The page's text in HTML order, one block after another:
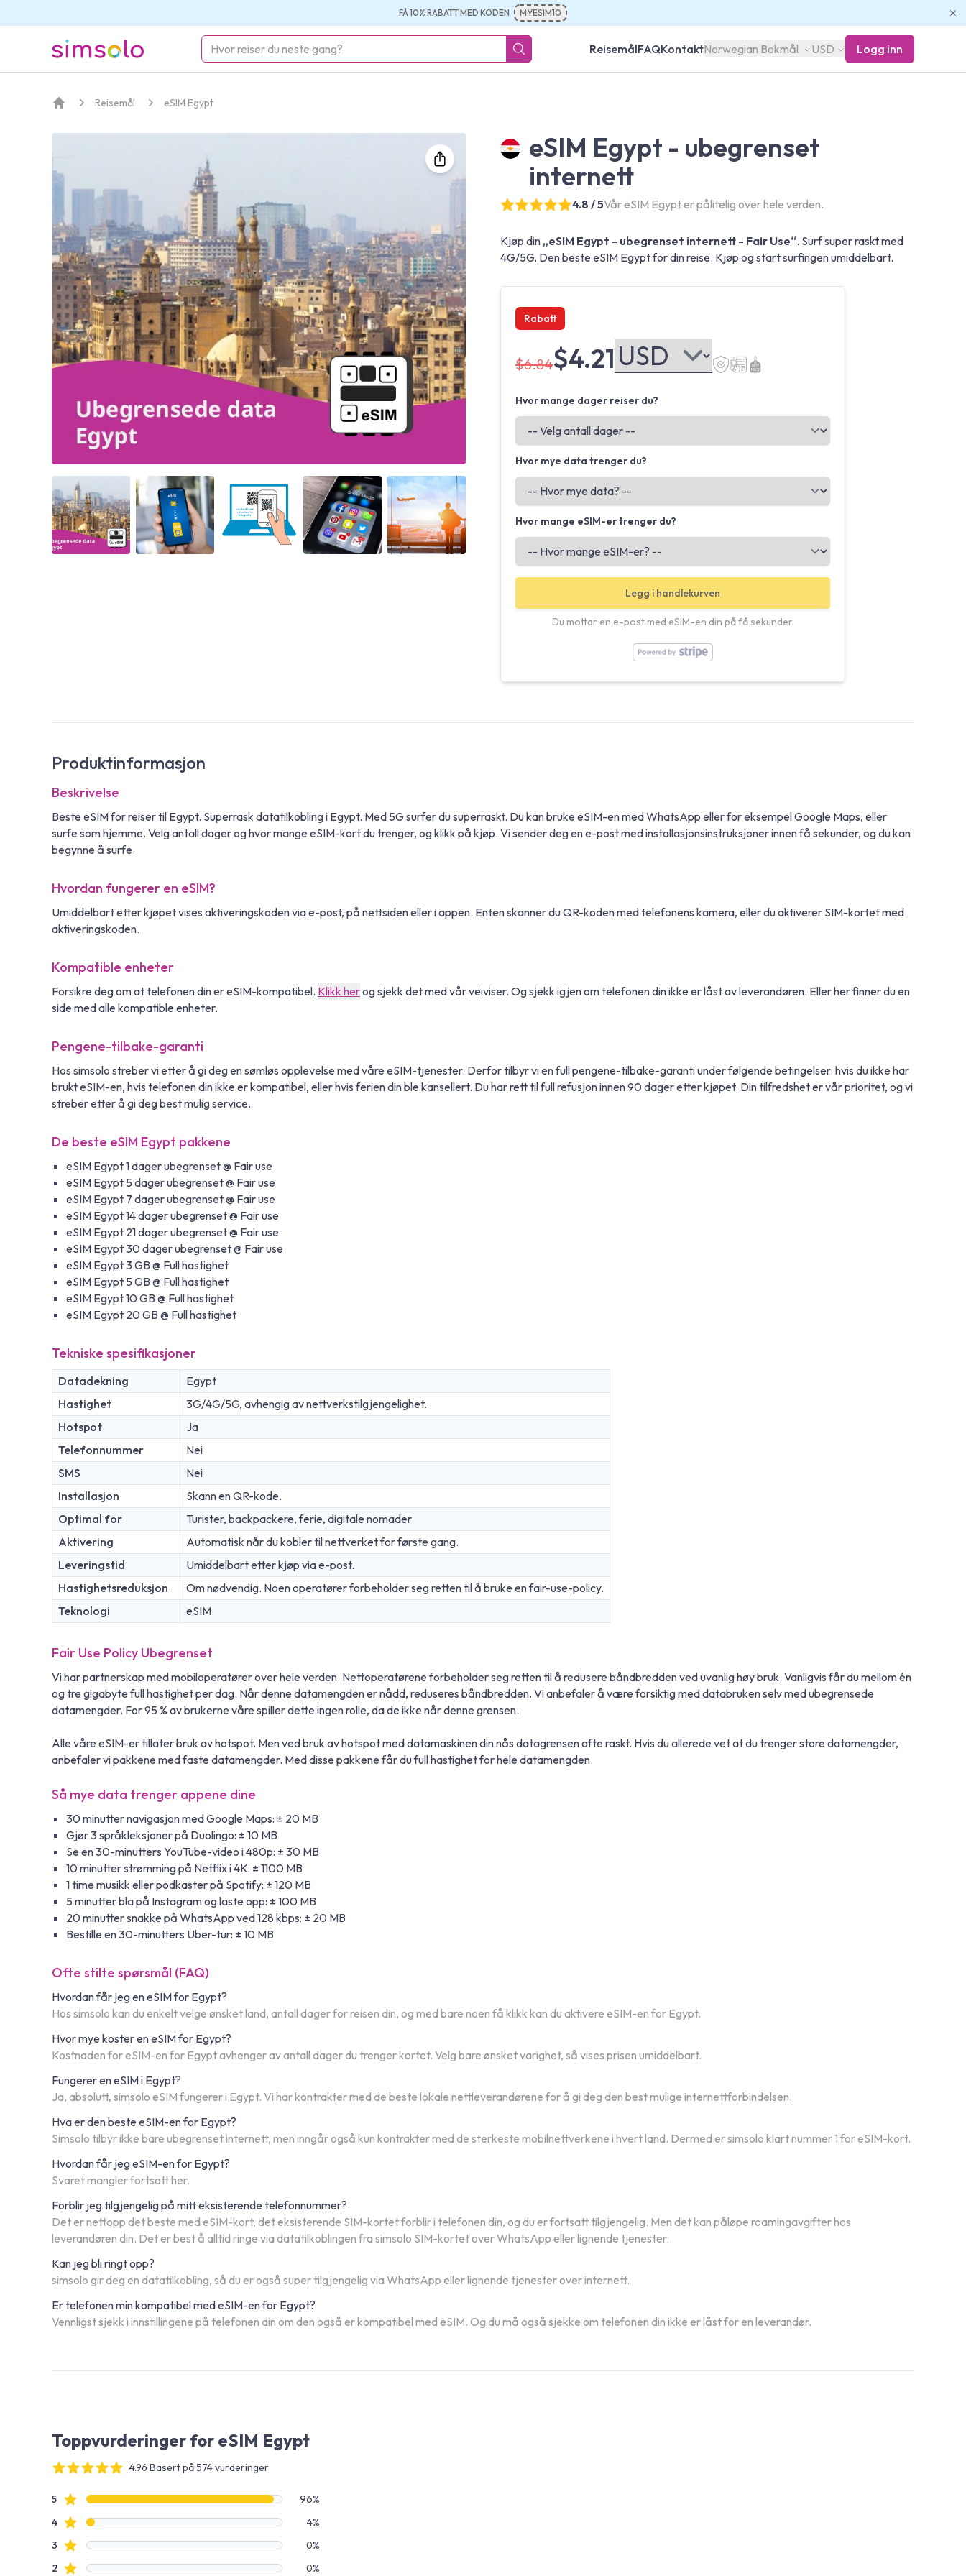
FÅ 10% RABATT MED KODEN MYESIM10
simsolo ReisemålFAQKontaktNorwegian Bokmål USD Logg inn
Reisemål eSIM Egypt
Angled view Angled view Angled view Angled view Angled view
eSIM Egypt - ubegrenset
internett
4.8 / 5Vår eSIM Egypt er pålitelig over hele verden.
Kjøp din „eSIM Egypt - ubegrenset internett - Fair Use“. Surf super raskt med
4G/5G. Den beste eSIM Egypt for din reise. Kjøp og start surfingen umiddelbart.
Rabatt
$6.84$4.21
Hvor mange dager reiser du?
Hvor mye data trenger du?
Hvor mange eSIM-er trenger du?
Legg i handlekurven
Du mottar en e-post med eSIM-en din på få sekunder.
Produktinformasjon
Beskrivelse
Beste eSIM for reiser til Egypt. Superrask datatilkobling i Egypt. Med 5G surfer du superraskt. Du kan bruke eSIM-en med WhatsApp eller for eksempel Google Maps, eller
surfe som hjemme. Velg antall dager og hvor mange eSIM-kort du trenger, og klikk på kjøp. Vi sender deg en e-post med installasjonsinstruksjoner innen få sekunder, og du kan
begynne å surfe.
Hvordan fungerer en eSIM?
Umiddelbart etter kjøpet vises aktiveringskoden via e-post, på nettsiden eller i appen. Enten skanner du QR-koden med telefonens kamera, eller du aktiverer SIM-kortet med
aktiveringskoden.
Kompatible enheter
Forsikre deg om at telefonen din er eSIM-kompatibel. Klikk herog sjekk det med vår veiviser. Og sjekk igjen om telefonen din ikke er låst av leverandøren. Eller her finner du en
side med alle kompatible enheter.
Pengene-tilbake-garanti
Hos simsolo streber vi etter å gi deg en sømløs opplevelse med våre eSIM-tjenester. Derfor tilbyr vi en full pengene-tilbake-garanti under følgende betingelser: hvis du ikke har
brukt eSIM-en, hvis telefonen din ikke er kompatibel, eller hvis ferien din ble kansellert. Du har rett til full refusjon innen 90 dager etter kjøpet. Din tilfredshet er vår prioritet, og vi
streber etter å gi deg best mulig service.
De beste eSIM Egypt pakkene
eSIM Egypt 1 dager ubegrenset @ Fair use
eSIM Egypt 5 dager ubegrenset @ Fair use
eSIM Egypt 7 dager ubegrenset @ Fair use
eSIM Egypt 14 dager ubegrenset @ Fair use
eSIM Egypt 21 dager ubegrenset @ Fair use
eSIM Egypt 30 dager ubegrenset @ Fair use
eSIM Egypt 3 GB @ Full hastighet
eSIM Egypt 5 GB @ Full hastighet
eSIM Egypt 10 GB @ Full hastighet
eSIM Egypt 20 GB @ Full hastighet
Tekniske spesifikasjoner
Datadekning
Egypt
Hastighet
3G/4G/5G, avhengig av nettverkstilgjengelighet.
Hotspot
Ja
Telefonnummer
Nei
SMS
Nei
Installasjon
Skann en QR-kode.
Optimal for
Turister, backpackere, ferie, digitale nomader
Aktivering
Automatisk når du kobler til nettverket for første gang.
Leveringstid
Umiddelbart etter kjøp via e-post.
Hastighetsreduksjon
Om nødvendig. Noen operatører forbeholder seg retten til å bruke en fair-use-policy.
Teknologi
eSIM
Fair Use Policy Ubegrenset
Vi har partnerskap med mobiloperatører over hele verden. Nettoperatørene forbeholder seg retten til å redusere båndbredden ved uvanlig høy bruk. Vanligvis får du mellom én
og tre gigabyte full hastighet per dag. Når denne datamengden er nådd, reduseres båndbredden. Vi anbefaler å være forsiktig med databruken selv med ubegrensede
datamengder. For 95 % av brukerne våre spiller dette ingen rolle, da de ikke når denne grensen.
Alle våre eSIM-er tillater bruk av hotspot. Men ved bruk av hotspot med datamaskinen din nås datagrensen ofte raskt. Hvis du allerede vet at du trenger store datamengder,
anbefaler vi pakkene med faste datamengder. Med disse pakkene får du full hastighet for hele datamengden.
Så mye data trenger appene dine
30 minutter navigasjon med Google Maps: ± 20 MB
Gjør 3 språkleksjoner på Duolingo: ± 10 MB
Se en 30-minutters YouTube-video i 480p: ± 30 MB
10 minutter strømming på Netflix i 4K: ± 1100 MB
1 time musikk eller podkaster på Spotify: ± 120 MB
5 minutter bla på Instagram og laste opp: ± 100 MB
20 minutter snakke på WhatsApp ved 128 kbps: ± 20 MB
Bestille en 30-minutters Uber-tur: ± 10 MB
Ofte stilte spørsmål (FAQ)
Hvordan får jeg en eSIM for Egypt?
Hos simsolo kan du enkelt velge ønsket land, antall dager for reisen din, og med bare noen få klikk kan du aktivere eSIM-en for Egypt.
Hvor mye koster en eSIM for Egypt?
Kostnaden for eSIM-en for Egypt avhenger av antall dager du trenger kortet. Velg bare ønsket varighet, så vises prisen umiddelbart.
Fungerer en eSIM i Egypt?
Ja, absolutt, simsolo eSIM fungerer i Egypt. Vi har kontrakter med de beste lokale nettleverandørene for å gi deg den best mulige internettforbindelsen.
Hva er den beste eSIM-en for Egypt?
Simsolo tilbyr ikke bare ubegrenset internett, men inngår også kun kontrakter med de sterkeste mobilnettverkene i hvert land. Dermed er simsolo klart nummer 1 for eSIM-kort.
Hvordan får jeg eSIM-en for Egypt?
Svaret mangler fortsatt her.
Forblir jeg tilgjengelig på mitt eksisterende telefonnummer?
Det er nettopp det beste med eSIM-kort, det eksisterende SIM-kortet forblir i telefonen din, og du er fortsatt tilgjengelig. Men det kan påløpe roamingavgifter hos
leverandøren din. Det er best å alltid ringe via datatilkoblingen fra simsolo SIM-kortet over WhatsApp eller lignende tjenester.
Kan jeg bli ringt opp?
simsolo gir deg en datatilkobling, så du er også super tilgjengelig via WhatsApp eller lignende tjenester over internett.
Er telefonen min kompatibel med eSIM-en for Egypt?
Vennligst sjekk i innstillingene på telefonen din om den også er kompatibel med eSIM. Og du må også sjekke om telefonen din ikke er låst for en leverandør.
Toppvurderinger for eSIM Egypt
4.96 Basert på 574 vurderinger
Vurderingsdata
5Stjernevurderinger
96%
4Stjernevurderinger
4%
3 Stjernevurderinger
0%
2Stjernevurderinger 0%